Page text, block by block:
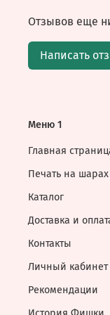
Отзывов еще
Написать
Меню 1
Главная
Печать на шарах
Каталог
Доставка и
Контакты
Личный кабинет
Рекомендации